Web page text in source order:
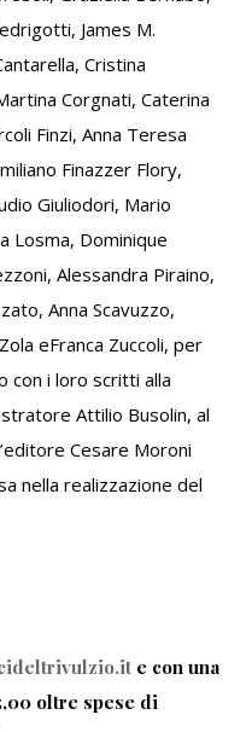
James M.
Cristina
Corgnati, Caterina
Finzi, Anna Teresa
Finazzer Flory,
Giuliodori, Mario
Losma, Dominique
Alessandra Piraino,
Anna Scavuzzo,
eFranca Zuccoli, per
con i loro scritti alla
Attilio Busolin, al
Cesare Moroni
nella realizzazione del
e con una
oltre spese di